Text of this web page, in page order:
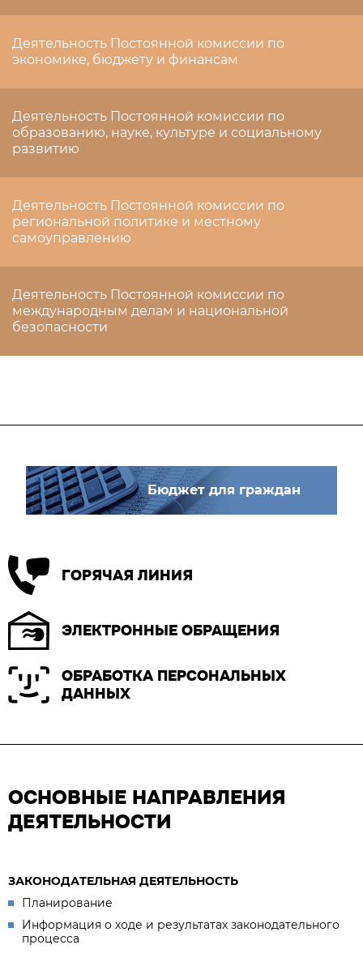
Деятельность Постоянной комиссии по
экономике, бюджету и финансам
Деятельность Постоянной комиссии по
образованию, науке, культуре и социальному
развитию
Деятельность Постоянной комиссии по
региональной политике и местному
самоуправлению
Деятельность Постоянной комиссии по
международным делам и национальной
безопасности
Бюджет для граждан
ГОРЯЧАЯ ЛИНИЯ
ЭЛЕКТРОННЫЕ ОБРАЩЕНИЯ
ОБРАБОТКА ПЕРСОНАЛЬНЫХ
ДАННЫХ
ОСНОВНЫЕ НАПРАВЛЕНИЯ
ДЕЯТЕЛЬНОСТИ
ЗАКОНОДАТЕЛЬНАЯ ДЕЯТЕЛЬНОСТЬ
Планирование
Информация о ходе и результатах законодательного
процесса